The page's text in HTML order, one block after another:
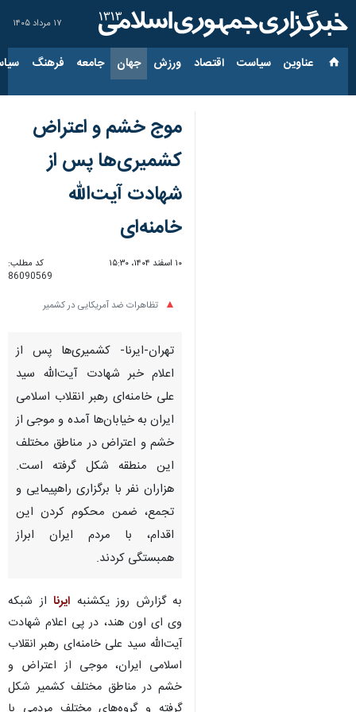
۱۷ مرداد ۱۴۰۵
عناوین‌ سیاست اقتصاد ورزش جهان جامعه فرهنگ
موج خشم و اعتراض
کشمیری‌ها پس از
شهادت آیت‌الله
خامنه‌ای
۱۰ اسفند ۱۴۰۴، ۱۵:۳۰
کد مطلب:
86090569
تظاهرات ضد آمریکایی در کشمیر
تهران-ایرنا- کشمیری‌ها پس از
اعلام خبر شهادت آیت‌الله سید
علی خامنه‌ای رهبر انقلاب اسلامی
ایران به خیابان‌ها آمده و موجی از
خشم و اعتراض در مناطق مختلف
این منطقه شکل گرفته است.
هزاران نفر با برگزاری راهپیمایی و
تجمع، ضمن محکوم کردن این
اقدام، با مردم ایران ابراز
همبستگی کردند.
به گزارش روز یکشنبه ایرنا از شبکه
وی ای اون هند، در پی اعلام شهادت
آیت‌الله سید علی خامنه‌ای رهبر انقلاب
اسلامی ایران، موجی از اعتراض و
خشم در مناطق مختلف کشمیر شکل